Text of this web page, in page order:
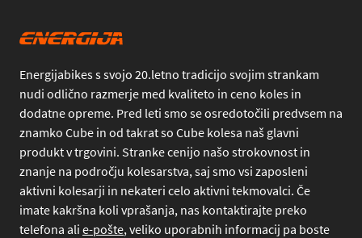
Energijabikes s svojo 20.letno tradicijo svojim strankam
nudi odlično razmerje med kvaliteto in ceno koles in
dodatne opreme. Pred leti smo se osredotočili predvsem na
znamko Cube in od takrat so Cube kolesa naš glavni
produkt v trgovini. Stranke cenijo našo strokovnost in
znanje na področju kolesarstva, saj smo vsi zaposleni
aktivni kolesarji in nekateri celo aktivni tekmovalci. Če
imate kakršna koli vprašanja, nas kontaktirajte preko
telefona ali e-pošte, veliko uporabnih informacij pa boste